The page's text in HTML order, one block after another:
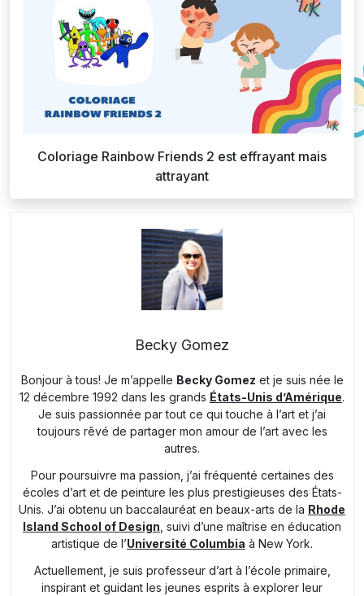
Coloriage Rainbow Friends 2 est effrayant mais
attrayant
Becky Gomez
Bonjour à tous! Je m’appelle Becky Gomez et je suis née le
12 décembre 1992 dans les grands États-Unis d’Amérique.
Je suis passionnée par tout ce qui touche à l’art et j’ai
toujours rêvé de partager mon amour de l’art avec les
autres.
Pour poursuivre ma passion, j’ai fréquenté certaines des
écoles d’art et de peinture les plus prestigieuses des États-
Unis. J’ai obtenu un baccalauréat en beaux-arts de la Rhode
Island School of Design , suivi d’une maîtrise en éducation
artistique de l’Université Columbia à New York.
Actuellement, je suis professeur d’art à l’école primaire,
inspirant et guidant les jeunes esprits à explorer leur